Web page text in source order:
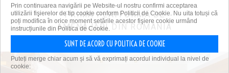
PRIMA PLATFORMĂ DE
AMENAJĂRI DIN ROMÂNIA
Prin continuarea navigării pe Website-ul nostru confirmi acceptarea
utilizării fişierelor de tip cookie conform Politicii de Cookie. Nu uita totuși că
poți modifica în orice moment setările acestor fişiere cookie urmând
instrucțiunile din Politica de Cookie.
SUNT DE ACORD CU POLITICA DE COOKIE
Puteți merge chiar acum și să vă exprimați acordul individual la nivel de
cookie: